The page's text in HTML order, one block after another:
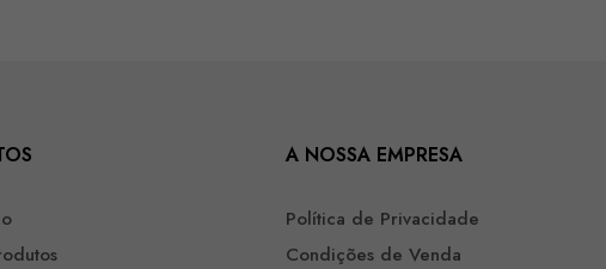
A NOSSA EMPRESA
Política de Privacidade
Condições de Venda